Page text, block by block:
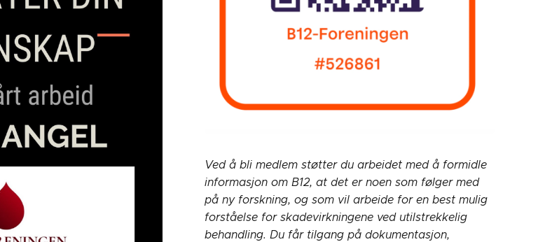
Ved å bli medlem støtter du arbeidet med å formidle
informasjon om B12, at det er noen som følger med
på ny forskning, og som vil arbeide for en best mulig
forståelse for skadevirkningene ved utilstrekkelig
behandling. Du får tilgang på dokumentasjon,